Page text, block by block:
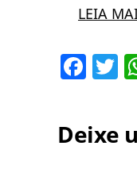
LEIA
Deixe